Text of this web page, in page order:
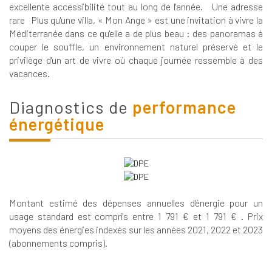
excellente accessibilité tout au long de l'année. Une adresse
rare Plus qu'une villa, « Mon Ange » est une invitation à vivre la
Méditerranée dans ce qu'elle a de plus beau : des panoramas à
couper le souffle, un environnement naturel préservé et le
privilège d'un art de vivre où chaque journée ressemble à des
vacances.
diagnostics de performance
énergétique
Montant estimé des dépenses annuelles d'énergie pour un
usage standard est compris entre 1 791 € et 1 791 € . Prix
moyens des énergies indexés sur les années 2021, 2022 et 2023
(abonnements compris).